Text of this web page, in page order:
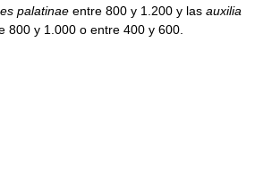
palatinae entre 800 y 1.200 y las auxilia
800 y 1.000 o entre 400 y 600.